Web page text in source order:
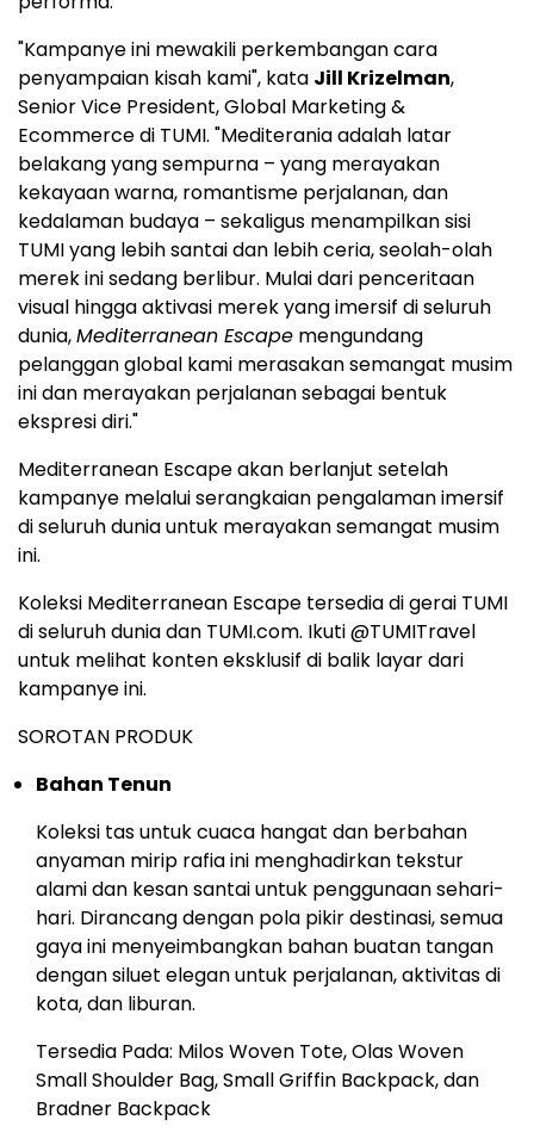
"Kampanye ini mewakili perkembangan cara
penyampaian kisah kami", kata Jill Krizelman,
Senior Vice President, Global Marketing &
Ecommerce di TUMI. "Mediterania adalah latar
belakang yang sempurna – yang merayakan
kekayaan warna, romantisme perjalanan, dan
kedalaman budaya – sekaligus menampilkan sisi
TUMI yang lebih santai dan lebih ceria, seolah-olah
merek ini sedang berlibur. Mulai dari penceritaan
visual hingga aktivasi merek yang imersif di seluruh
dunia,Mediterranean Escape mengundang
pelanggan global kami merasakan semangat musim
ini dan merayakan perjalanan sebagai bentuk
ekspresi diri."
Mediterranean Escape akan berlanjut setelah
kampanye melalui serangkaian pengalaman imersif
di seluruh dunia untuk merayakan semangat musim
ini.
Koleksi Mediterranean Escape tersedia di gerai TUMI
di seluruh dunia dan TUMI.com. Ikuti @TUMITravel
untuk melihat konten eksklusif di balik layar dari
kampanye ini.
SOROTAN PRODUK
Bahan Tenun
Koleksi tas untuk cuaca hangat dan berbahan
anyaman mirip rafia ini menghadirkan tekstur
alami dan kesan santai untuk penggunaan sehari-
hari. Dirancang dengan pola pikir destinasi, semua
gaya ini menyeimbangkan bahan buatan tangan
dengan siluet elegan untuk perjalanan, aktivitas di
kota, dan liburan.
Tersedia Pada: Milos Woven Tote, Olas Woven
Small Shoulder Bag, Small Griffin Backpack, dan
Bradner Backpack